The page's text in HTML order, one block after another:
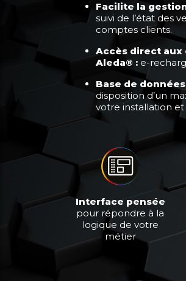
Facilite la
suivi de l’état des
comptes clients.
Accès direct
Aleda® : e-
Base de
disposition d’un
votre installation et
Interface pensée
pour répondre à la
logique de votre
métier